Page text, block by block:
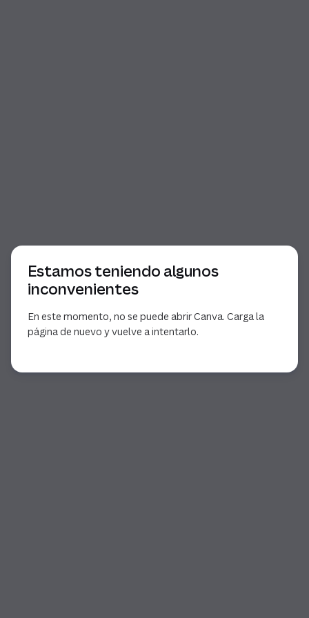
Estamos teniendo algunos
inconvenientes
En este momento, no se puede abrir Canva. Carga la
página de nuevo y vuelve a intentarlo.